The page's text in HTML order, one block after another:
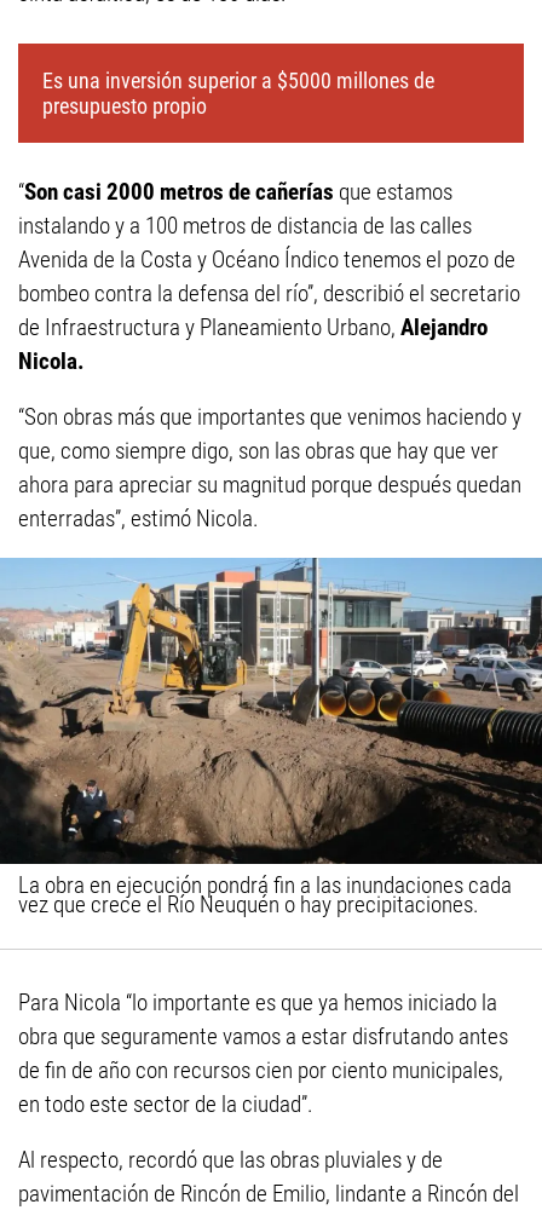
Es una inversión superior a $5000 millones de
presupuesto propio
“Son casi 2000 metros de cañerías que estamos
instalando y a 100 metros de distancia de las calles
Avenida de la Costa y Océano Índico tenemos el pozo de
bombeo contra la defensa del río”, describió el secretario
de Infraestructura y Planeamiento Urbano, Alejandro
Nicola.
“Son obras más que importantes que venimos haciendo y
que, como siempre digo, son las obras que hay que ver
ahora para apreciar su magnitud porque después quedan
enterradas”, estimó Nicola.
La obra en ejecución pondrá fin a las inundaciones cada
vez que crece el Río Neuquén o hay precipitaciones.
Para Nicola “lo importante es que ya hemos iniciado la
obra que seguramente vamos a estar disfrutando antes
de fin de año con recursos cien por ciento municipales,
en todo este sector de la ciudad”.
Al respecto, recordó que las obras pluviales y de
pavimentación de Rincón de Emilio, lindante a Rincón del